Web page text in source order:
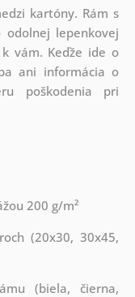
kartóny. Rám s
lepenkovej
vám. Keďže ide o
ani informácia o
poškodenia pri
200 g/m²
(20x30, 30x45,
(biela, čierna,